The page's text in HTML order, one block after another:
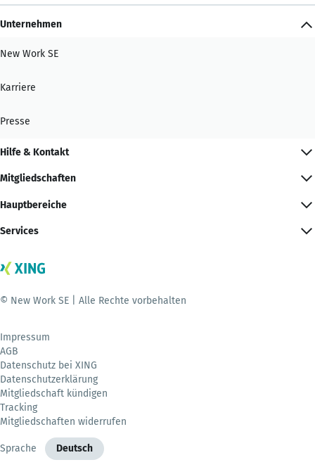
Unternehmen
New Work SE
Karriere
Presse
Hilfe & Kontakt
Mitgliedschaften
Hauptbereiche
Services
© New Work SE | Alle Rechte vorbehalten
Impressum
AGB
Datenschutz bei XING
Datenschutzerklärung
Mitgliedschaft kündigen
Tracking
Mitgliedschaften widerrufen
Sprache Deutsch